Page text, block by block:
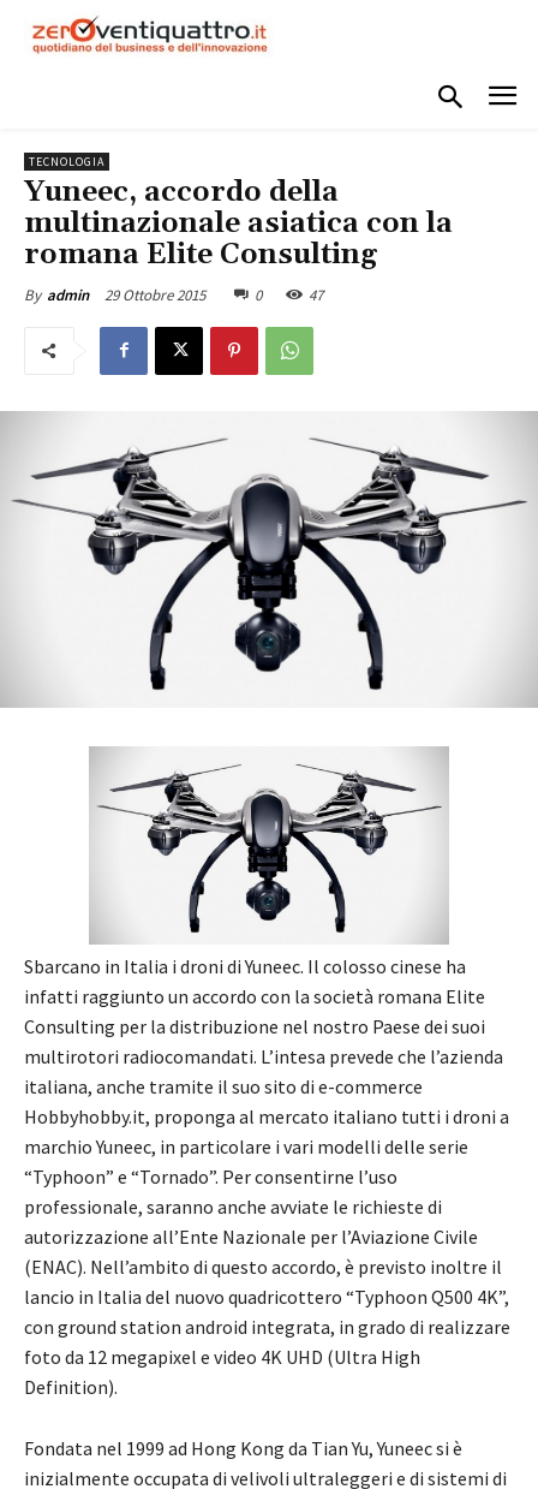
TECNOLOGIA
Yuneec, accordo della
multinazionale asiatica con la
romana Elite Consulting
By admin 29 Ottobre 2015 0 47
Sbarcano in Italia i droni di Yuneec. Il colosso cinese ha
infatti raggiunto un accordo con la società romana Elite
Consulting per la distribuzione nel nostro Paese dei suoi
multirotori radiocomandati. L’intesa prevede che l’azienda
italiana, anche tramite il suo sito di e-commerce
Hobbyhobby.it, proponga al mercato italiano tutti i droni a
marchio Yuneec, in particolare i vari modelli delle serie
“Typhoon” e “Tornado”. Per consentirne l’uso
professionale, saranno anche avviate le richieste di
autorizzazione all’Ente Nazionale per l’Aviazione Civile
(ENAC). Nell’ambito di questo accordo, è previsto inoltre il
lancio in Italia del nuovo quadricottero “Typhoon Q500 4K”,
con ground station android integrata, in grado di realizzare
foto da 12 megapixel e video 4K UHD (Ultra High
Definition).
Fondata nel 1999 ad Hong Kong da Tian Yu, Yuneec si è
inizialmente occupata di velivoli ultraleggeri e di sistemi di